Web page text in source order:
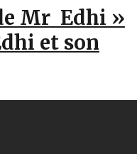
Mr Edhi »
et son